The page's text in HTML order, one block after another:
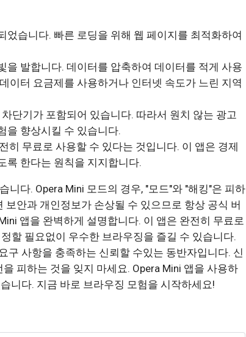
었습니다. 빠른 로딩을 위해 웹 페이지를 최적화하여
을 발합니다. 데이터를 압축하여 데이터를 적게 사용
이터 요금제를 사용하거나 인터넷 속도가 느린 지역
단기가 포함되어 있습니다. 따라서 원치 않는 광고
을 향상시킬 수 있습니다.
히 무료로 사용할 수 있다는 것입니다. 이 앱은 경제
록 한다는 원칙을 지지합니다.
니다. Opera Mini 모드의 경우, "모드"와 "해킹"은 피하
안과 개인정보가 손상될 수 있으므로 항상 공식 버
앱을 완벽하게 설명합니다. 이 앱은 완전히 무료로
할 필요없이 우수한 브라우징을 즐길 수 있습니다.
구 사항을 충족하는 신뢰할 수있는 동반자입니다. 신
피하는 것을 잊지 마세요. Opera Mini 앱을 사용하
니다. 지금 바로 브라우징 모험을 시작하세요!